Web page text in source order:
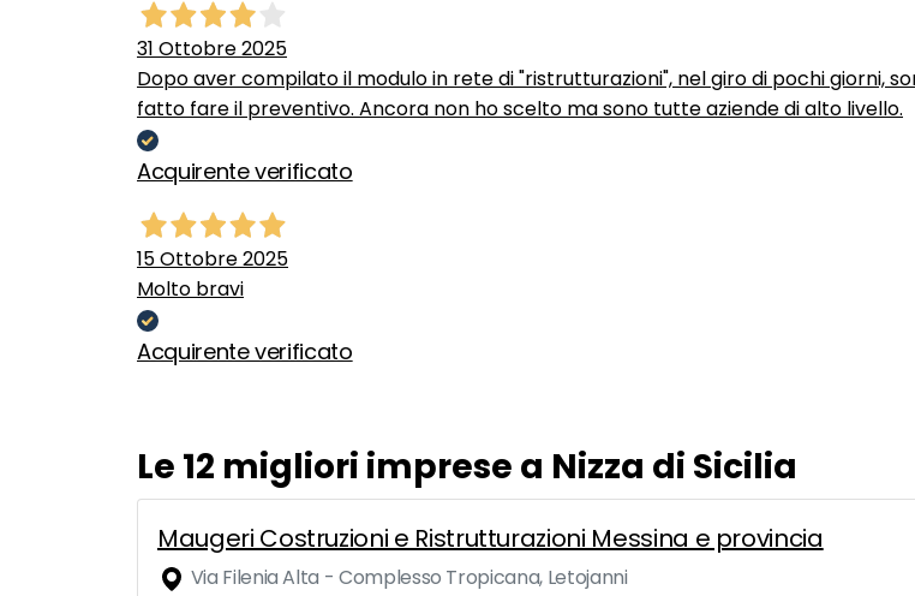
31 Ottobre 2025
Dopo aver compilato il modulo in rete di "ristrutturazioni", nel giro di pochi giorni,
fatto fare il preventivo. Ancora non ho scelto ma sono tutte aziende di alto livello.
Acquirente verificato
15 Ottobre 2025
Molto bravi
Acquirente verificato
Le 12 migliori imprese a Nizza di Sicilia
Maugeri Costruzioni e Ristrutturazioni Messina e provincia
Via Filenia Alta - Complesso Tropicana, Letojanni